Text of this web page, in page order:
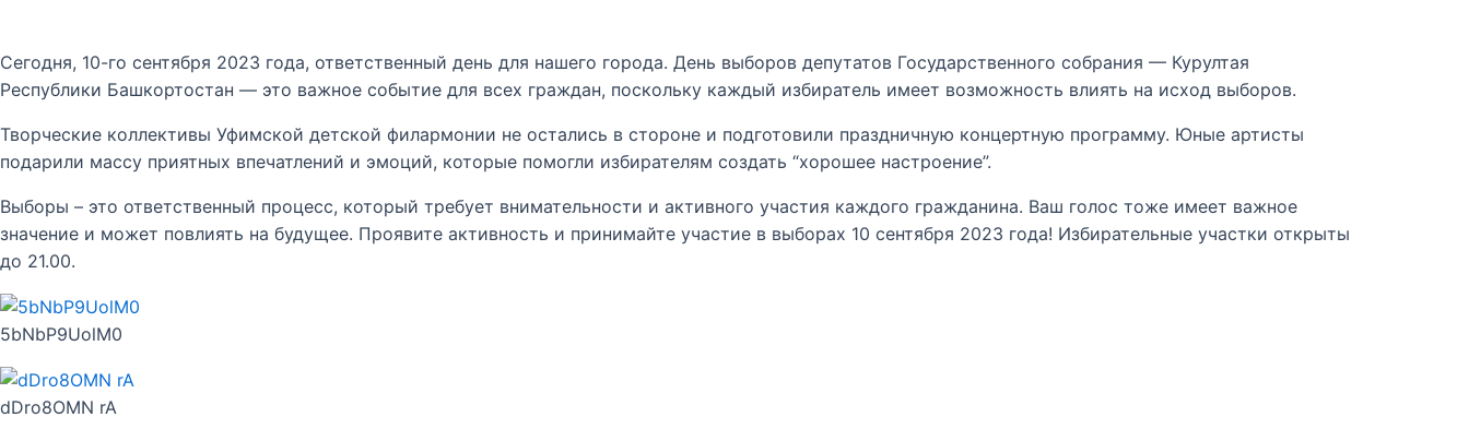
Сегодня, 10-го сентября 2023 года, ответственный день для нашего города. День выборов депутатов Государственного собрания — Курултая
Республики Башкортостан — это важное событие для всех граждан, поскольку каждый избиратель имеет возможность влиять на исход выборов.
Творческие коллективы Уфимской детской филармонии не остались в стороне и подготовили праздничную концертную программу. Юные артисты
подарили массу приятных впечатлений и эмоций, которые помогли избирателям создать “хорошее настроение”.
Выборы – это ответственный процесс, который требует внимательности и активного участия каждого гражданина. Ваш голос тоже имеет важное
значение и может повлиять на будущее. Проявите активность и принимайте участие в выборах 10 сентября 2023 года! Избирательные участки открыты
до 21.00.
5bNbP9UolM0
dDro8OMN rA